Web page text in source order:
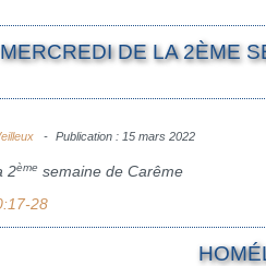
DE LA 2ÈME
Publication : 15 mars 2022
2ème semaine de Carême
28